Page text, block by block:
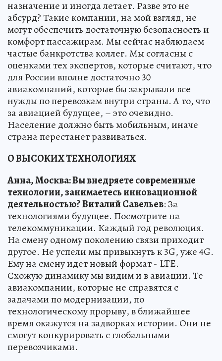
назначение и иногда летает. Разве это не
абсурд? Такие компании, на мой взгляд, не
могут обеспечить достаточную безопасность и
комфорт пассажирам. Мы сейчас наблюдаем
частые банкротства коллег. Мы согласны с
оценками тех экспертов, которые считают, что
для России вполне достаточно 30
авиакомпаний, которые бы закрывали все
нужды по перевозкам внутри страны. А то, что
за авиацией будущее, – это очевидно.
Население должно быть мобильным, иначе
страна перестанет развиваться.
О ВЫСОКИХ ТЕХНОЛОГИЯХ
Анна, Москва: Вы внедряете современные
технологии, занимаетесь инновационной
деятельностью?Виталий Савельев: За
технологиями будущее. Посмотрите на
телекоммуникации. Каждый год революция.
На смену одному поколению связи приходит
другое. Не успели мы привыкнуть к 3G, уже 4G.
Ему на смену идет новый формат - LTE.
Схожую динамику мы видим и в авиации. Те
авиакомпании, которые не справятся с
задачами по модернизации, по
технологическому прорыву, в ближайшее
время окажутся на задворках истории. Они не
смогут конкурировать с глобальными
перевозчиками.